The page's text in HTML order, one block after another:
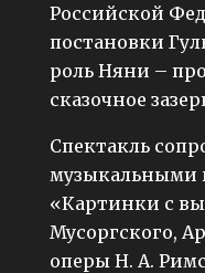
Российской
постановки
роль Няни –
сказочное
Спектакль
музыкальными
«Картинки с
Мусоргского,
оперы Н. А.